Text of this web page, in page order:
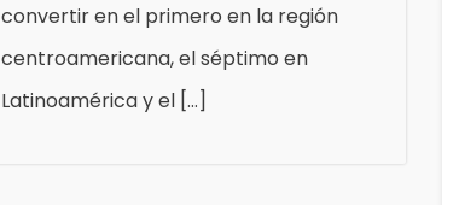
convertir en el primero en la región
centroamericana, el séptimo en
Latinoamérica y el […]